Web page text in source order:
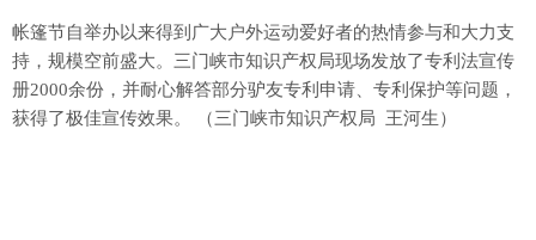
帐篷节自举办以来得到广大户外运动爱好者的热情参与和大力支
持，规模空前盛大。三门峡市知识产权局现场发放了专利法宣传
册2000余份，并耐心解答部分驴友专利申请、专利保护等问题，
获得了极佳宣传效果。 （三门峡市知识产权局 王河生）